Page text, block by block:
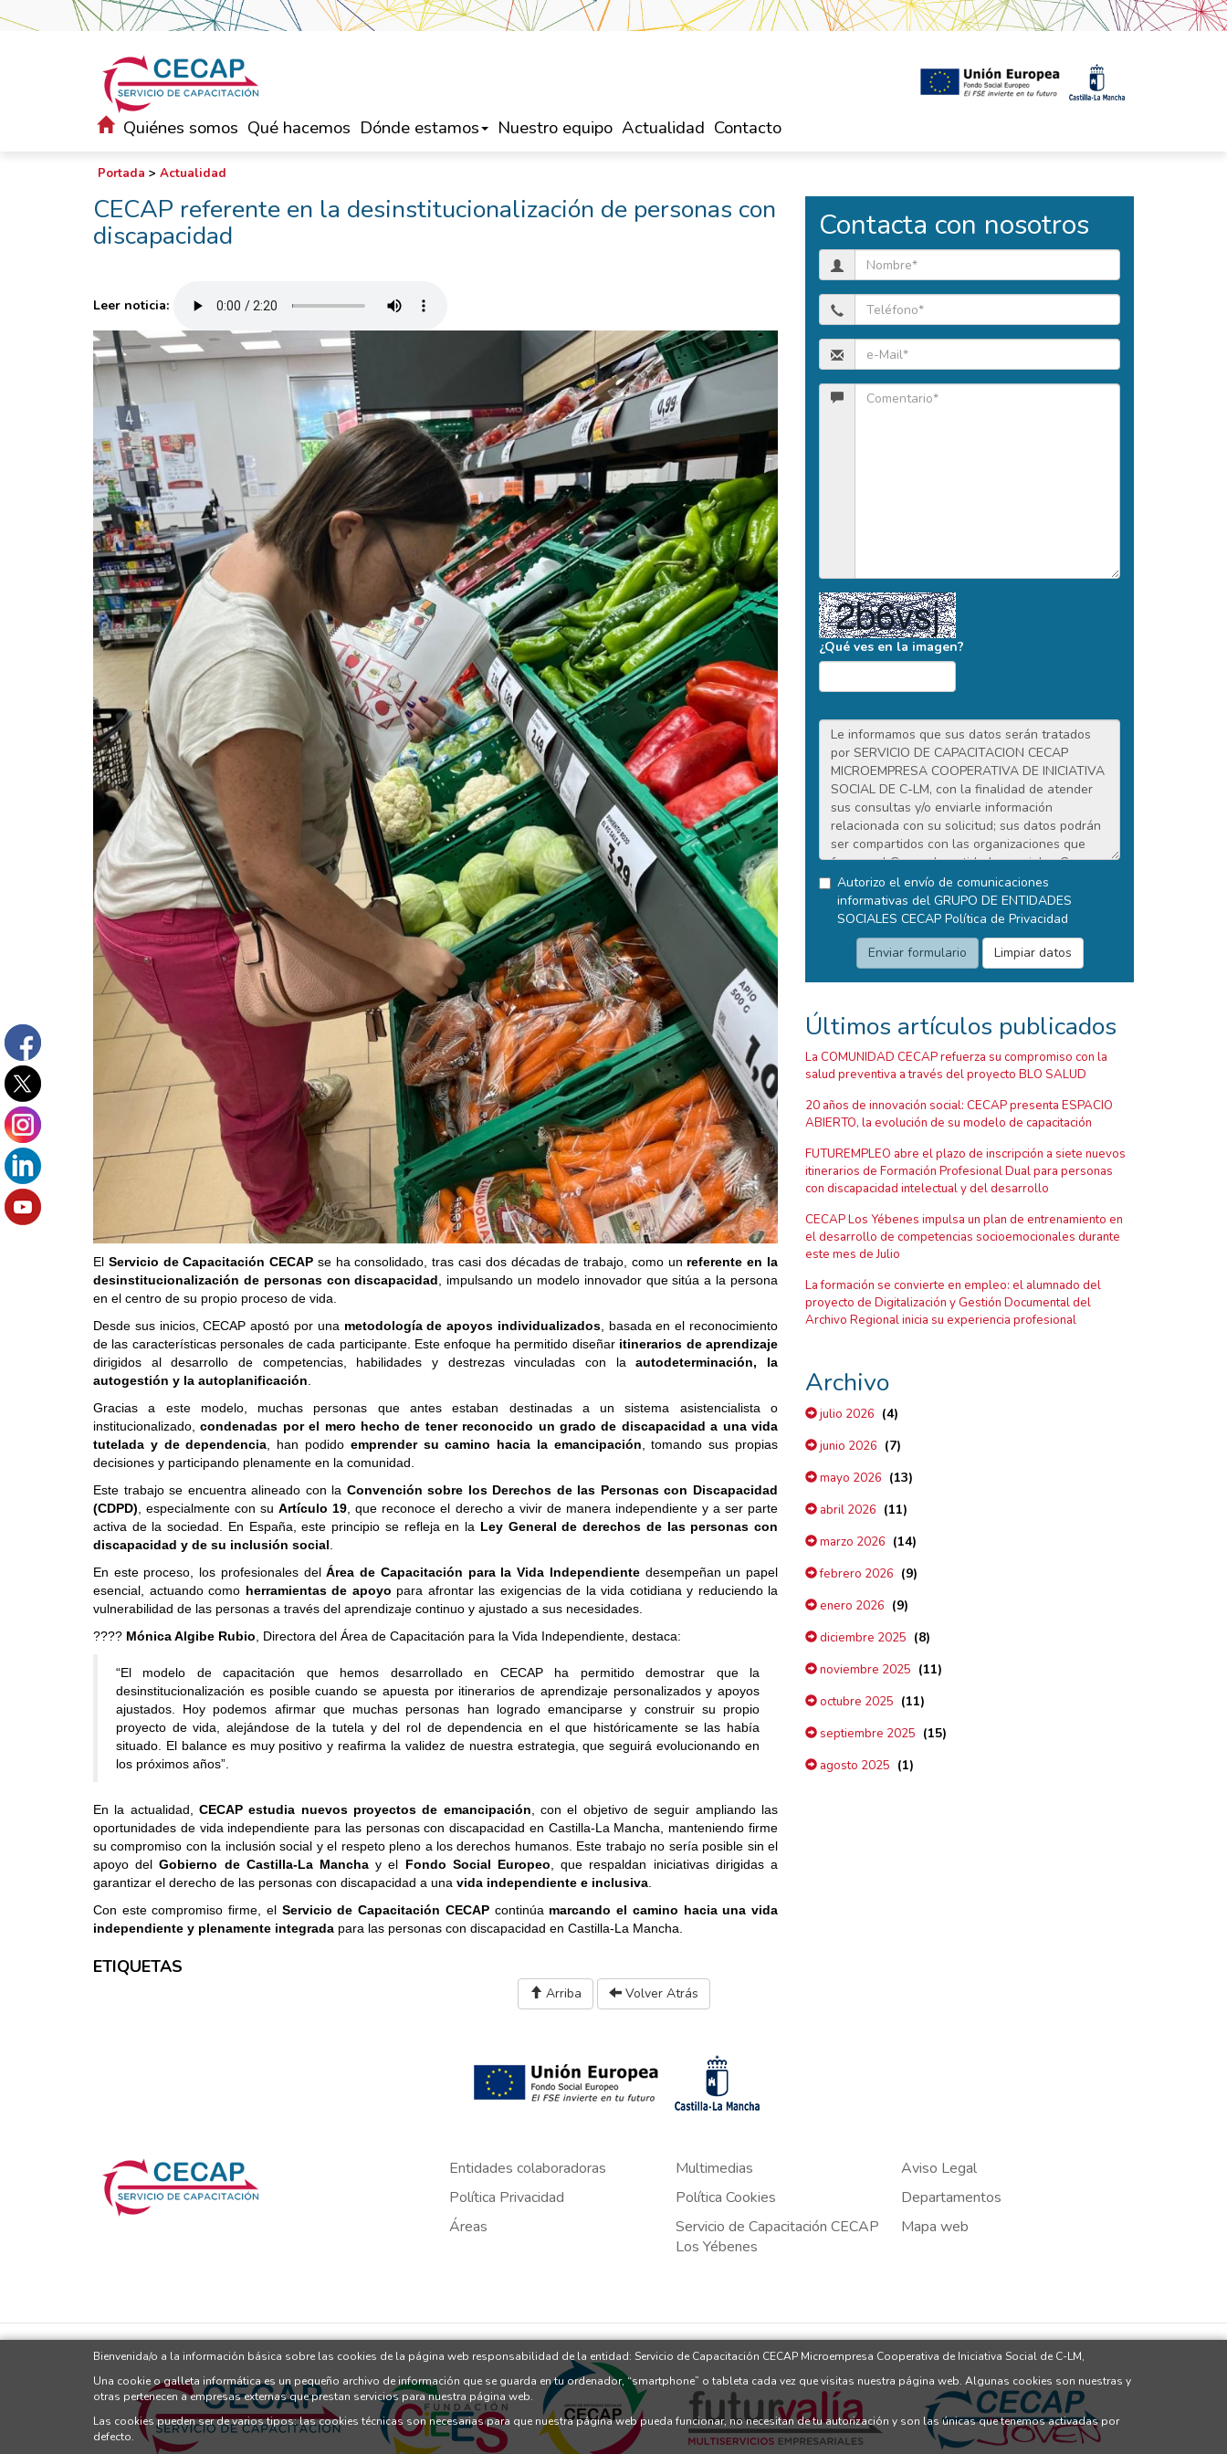
Quiénes somos Qué hacemos Dónde estamos Nuestro equipo Actualidad Contacto
Portada > Actualidad
CECAP referente en la desinstitucionalización de personas con
discapacidad
Leer noticia:
El Servicio de Capacitación CECAP se ha consolidado, tras casi dos décadas de trabajo, como un referente en la
desinstitucionalización de personas con discapacidad , impulsando un modelo innovador que sitúa a la persona
en el centro de su propio proceso de vida.
Desde sus inicios, CECAP apostó por una metodología de apoyos individualizados, basada en el reconocimiento
de las características personales de cada participante. Este enfoque ha permitido diseñar itinerarios de aprendizaje
dirigidos al desarrollo de competencias, habilidades y destrezas vinculadas con laautodeterminación, la
autogestión y la autoplanificación
Gracias a este modelo, muchas personas que antes estaban destinadas a un sistema asistencialista o
institucionalizado,condenadas por el mero hecho de tener reconocido un grado de discapacidad a una vida
tutelada y de dependencia , han podido emprender su camino hacia la emancipación , tomando sus propias
decisiones y participando plenamente en la comunidad.
Este trabajo se encuentra alineado con la Convención sobre los Derechos de las Personas con Discapacidad
(CDPD) , especialmente con suArtículo 19 , que reconoce el derecho a vivir de manera independiente y a ser parte
activa de la sociedad. En España, este principio se refleja en la Ley General de derechos de las personas con
discapacidad y de su inclusión social
En este proceso, los profesionales delÁrea de Capacitación para la Vida Independientedesempeñan un papel
esencial, actuando como herramientas de apoyo para afrontar las exigencias de la vida cotidiana y reduciendo la
vulnerabilidad de las personas a través del aprendizaje continuo y ajustado a sus necesidades.
???? Mónica Algibe Rubio , Directora del Área de Capacitación para la Vida Independiente, destaca:
“El modelo de capacitación que hemos desarrollado en CECAP ha permitido demostrar que la
desinstitucionalización es posible cuando se apuesta por itinerarios de aprendizaje personalizados y apoyos
ajustados. Hoy podemos afirmar que muchas personas han logrado emanciparse y construir su propio
proyecto de vida, alejándose de la tutela y del rol de dependencia en el que históricamente se las había
situado. El balance es muy positivo y reafirma la validez de nuestra estrategia, que seguirá evolucionando en
los próximos años”.
En la actualidad, CECAP estudia nuevos proyectos de emancipación , con el objetivo de seguir ampliando las
oportunidades de vida independiente para las personas con discapacidad en Castilla-La Mancha, manteniendo firme
su compromiso con la inclusión social y el respeto pleno a los derechos humanos. Este trabajo no sería posible sin el
apoyo delGobierno de Castilla-La Mancha y el Fondo Social Europeo , que respaldan iniciativas dirigidas a
garantizar el derecho de las personas con discapacidad a una vida independiente e inclusiva
Con este compromiso firme, el Servicio de Capacitación CECAPcontinúa marcando el camino hacia una vida
independiente y plenamente integrada para las personas con discapacidad en Castilla-La Mancha.
Contacta con nosotros
¿Qué ves en la imagen?
Autorizo el envío de comunicaciones
informativas del GRUPO DE ENTIDADES
SOCIALES CECAP Política de Privacidad
Últimos artículos publicados
La COMUNIDAD CECAP refuerza su compromiso con la
salud preventiva a través del proyecto BLO SALUD
20 años de innovación social: CECAP presenta ESPACIO
ABIERTO, la evolución de su modelo de capacitación
FUTUREMPLEO abre el plazo de inscripción a siete nuevos
itinerarios de Formación Profesional Dual para personas
con discapacidad intelectual y del desarrollo
CECAP Los Yébenes impulsa un plan de entrenamiento en
el desarrollo de competencias socioemocionales durante
este mes de Julio
La formación se convierte en empleo: el alumnado del
proyecto de Digitalización y Gestión Documental del
Archivo Regional inicia su experiencia profesional
Archivo
julio 2026 (4)
junio 2026 (7)
mayo 2026 (13)
abril 2026 (11)
marzo 2026 (14)
febrero 2026 (9)
enero 2026 (9)
diciembre 2025 (8)
noviembre 2025 (11)
octubre 2025 (11)
septiembre 2025 (15)
agosto 2025 (1)
ETIQUETAS
Arriba Volver Atrás
Entidades colaboradoras Multimedias
Aviso Legal
Política Privacidad
Política Cookies
Departamentos
Áreas
Servicio de Capacitación CECAP
Los Yébenes
Mapa web
Bienvenida/o a la información básica sobre las cookies de la página web responsabilidad de la entidad: Servicio de Capacitación CECAP Microempresa Cooperativa de Iniciativa Social de C-LM,
Una cookie o galleta informática es un pequeño archivo de información que se guarda en tu ordenador, “smartphone” o tableta cada vez que visitas nuestra página web. Algunas cookies son nuestras y
otras pertenecen a empresas externas que prestan servicios para nuestra página web.
Las cookies pueden ser de varios tipos: las cookies técnicas son necesarias para que nuestra página web pueda funcionar, no necesitan de tu autorización y son las únicas que tenemos activadas por
defecto.